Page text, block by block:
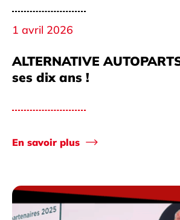
1 avril 2026
ALTERNATIVE
ses dix ans !
En savoir plus